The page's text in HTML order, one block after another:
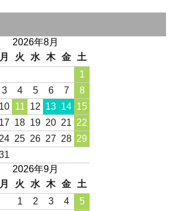
2026年8月
月 火 水 木 金
土
1
3 4 5 6 7
8
10 11 12 13 14 15
17 18 19 20 21 22
24 25 26 27 28 29
2026年9月
月 火 水 木 金
土
1
2 3 4
5